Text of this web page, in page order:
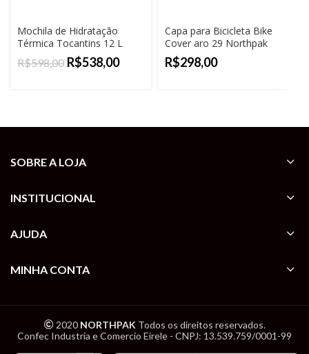
Mochila de Hidratação
Térmica Tocantins 12 L
Northpak
R$598,00 R$538,00
Capa para Bicicleta Bike
Cover aro 29 Northpak
R$
SOBRE A LOJA
INSTITUCIONAL
AJUDA
MINHA CONTA
2020 NORTHPAK Todos os direitos reservados.
Confec Industria e Comercio Eirele - CNPJ: 13.539.759/0001-99